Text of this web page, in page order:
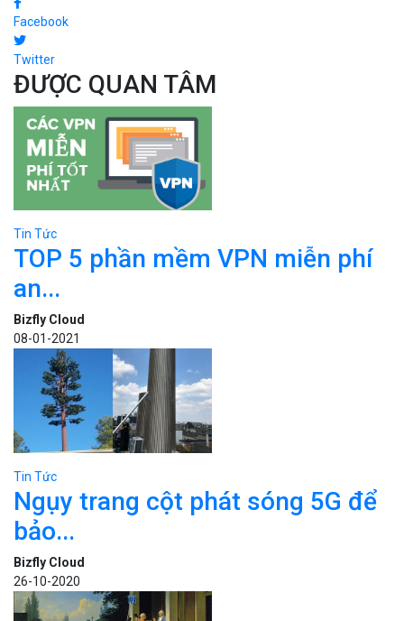
Facebook
Twitter
ĐƯỢC QUAN TÂM
Tin Tức
TOP 5 phần mềm VPN miễn phí
an...
Bizfly Cloud
08-01-2021
Tin Tức
Ngụy trang cột phát sóng 5G để
bảo...
Bizfly Cloud
26-10-2020